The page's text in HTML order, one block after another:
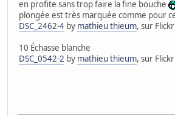
en profite sans trop faire la fine bouche
plongée est très marquée comme pour
DSC_2462-4 by mathieu thieum, sur Flickr
10 Échasse blanche
DSC_0542-2 by mathieu thieum, sur Flickr